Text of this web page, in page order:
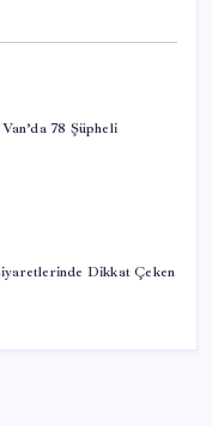
78 Şüpheli
Dikkat Çeken